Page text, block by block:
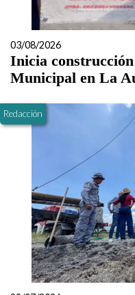
03/08/2026
Inicia
Municipal en La
Redacción